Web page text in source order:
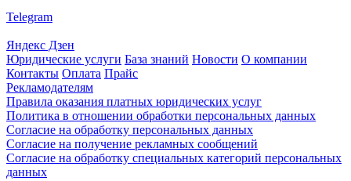
Telegram
Яндекс Дзен
Юридические услуги База знаний Новости О компании
Контакты Оплата Прайс
Рекламодателям
Правила оказания платных юридических услуг
Политика в отношении обработки персональных данных
Согласие на обработку персональных данных
Согласие на получение рекламных сообщений
Согласие на обработку специальных категорий персональных
данных